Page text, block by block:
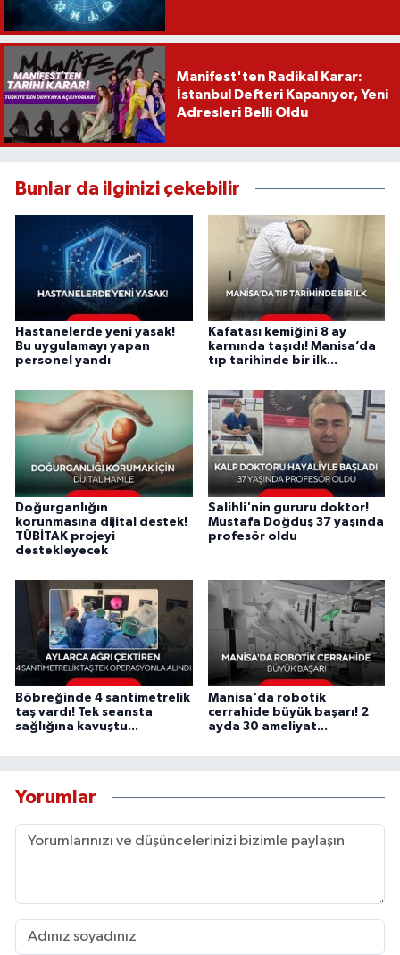
Manifest'ten Radikal Karar:
İstanbul Defteri Kapanıyor, Yeni
Adresleri Belli Oldu
Bunlar da ilginizi çekebilir
Hastanelerde yeni yasak!
Bu uygulamayı yapan
personel yandı
Kafatası kemiğini 8 ay
karnında taşıdı! Manisa’da
tıp tarihinde bir ilk...
Doğurganlığın
korunmasına dijital destek!
TÜBİTAK projeyi
destekleyecek
Salihli'nin gururu doktor!
Mustafa Doğduş 37 yaşında
profesör oldu
Böbreğinde 4 santimetrelik
taş vardı! Tek seansta
sağlığına kavuştu...
Manisa'da robotik
cerrahide büyük başarı! 2
ayda 30 ameliyat...
Yorumlar